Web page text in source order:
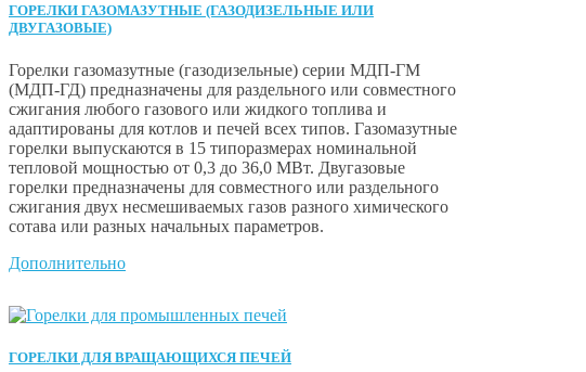
ГОРЕЛКИ ГАЗОМАЗУТНЫЕ (ГАЗОДИЗЕЛЬНЫЕ ИЛИ
ДВУГАЗОВЫЕ)
Горелки газомазутные (газодизельные) серии МДП-ГМ
(МДП-ГД) предназначены для раздельного или совместного
сжигания любого газового или жидкого топлива и
адаптированы для котлов и печей всех типов. Газомазутные
горелки выпускаются в 15 типоразмерах номинальной
тепловой мощностью от 0,3 до 36,0 МВт. Двугазовые
горелки предназначены для совместного или раздельного
сжигания двух несмешиваемых газов разного химического
сотава или разных начальных параметров.
Дополнительно
ГОРЕЛКИ ДЛЯ ВРАЩАЮЩИХСЯ ПЕЧЕЙ